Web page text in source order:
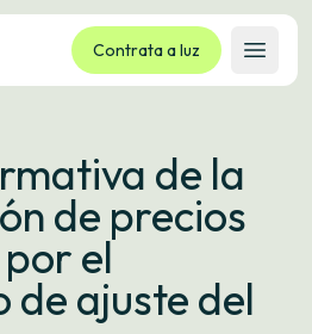
Contrata a luz
Abrir
de la
de precios
el
de ajuste del